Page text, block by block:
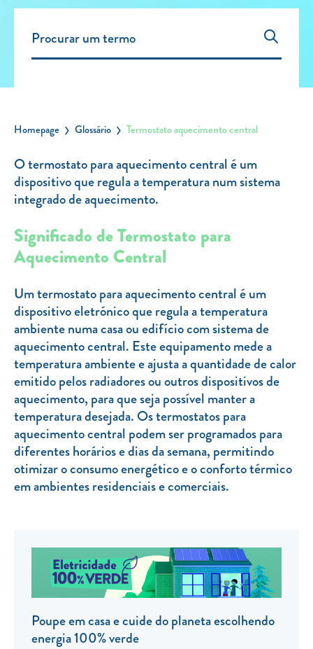
Empresas
Sobre nós
FAQ
Blog
Mais informações
SERVIÇOS
JUNTE-SE A NÓS
TARIFA SOCIAL
APP MOBILE
CONTADORES ELÉTRICOS
FATURAS
PRÉMIOS
EFICIÊNCIA ENERGÉTICA
FRAUDE E SEGURANÇA
Documentos úteis
Política de privacidade
Clientes com necessidades especiais
Homepage Glossário Termostato aquecimento central
O termostato para aquecimento central é um
dispositivo que regula a temperatura num sistema
integrado de aquecimento.
Significado de Termostato para
Aquecimento Central
Um termostato para aquecimento central é um
dispositivo eletrónico que regula a temperatura
ambiente numa casa ou edifício com sistema de
aquecimento central. Este equipamento mede a
temperatura ambiente e ajusta a quantidade de calor
emitido pelos radiadores ou outros dispositivos de
aquecimento, para que seja possível manter a
temperatura desejada. Os termostatos para
aquecimento central podem ser programados para
diferentes horários e dias da semana, permitindo
otimizar o consumo energético e o conforto térmico
em ambientes residenciais e comerciais.
Poupe em casa e cuide do planeta escolhendo
energia 100% verde